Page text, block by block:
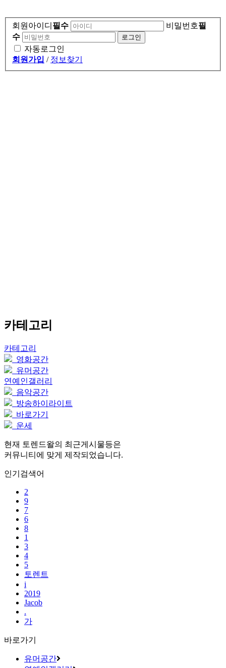
회원아이디 필수 비밀번호필
수
자동로그인
회원가입 / 정보찾기
카테고리
카테고리
영화공간
유머공간
연예인갤러리
음악공간
방송하이라이트
바로가기
운세
현재 토렌드왈의 최근게시물등은
커뮤니티에 맞게 제작되었습니다.
인기검색어
2
9
7
6
8
1
3
4
5
토렌트
i
2019
Jacob
.
가
바로가기
유머공간